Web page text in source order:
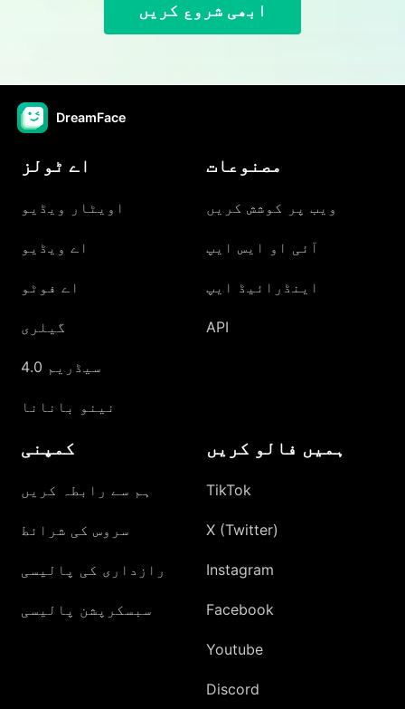
ابھی شروع کریں
DreamFace
اے ٹولز
اویٹار ویڈیو
اے ویڈیو
اے فوٹو
گیلری
سیڈریم 4.0
نینو بانانا
مصنوعات
ویب پر کوشش کریں
آئی او ایس ایپ
اینڈرائیڈ ایپ
API
کمپنی
ہم سے رابطہ کریں
سروس کی شرائط
رازداری کی پالیسی
سبسکرپشن پالیسی
ہمیں فالو کریں
TikTok
X (Twitter)
Instagram
Facebook
Youtube
Discord